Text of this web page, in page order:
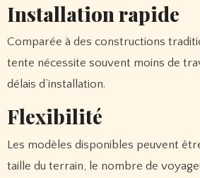
Installation rapide
Comparée à des constructions
tente nécessite souvent moins de
délais d’installation.
Flexibilité
Les modèles disponibles peuvent
taille du terrain, le nombre de